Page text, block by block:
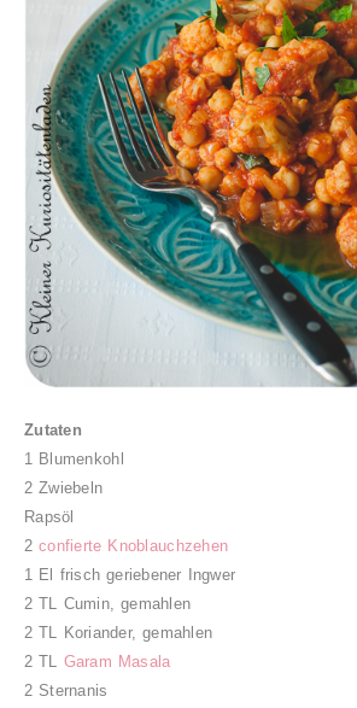
Zutaten
1 Blumenkohl
2 Zwiebeln
Rapsöl
2confierte Knoblauchzehen
1 El frisch geriebener Ingwer
2 TL Cumin, gemahlen
2 TL Koriander, gemahlen
2 TL Garam Masala
2 Sternanis